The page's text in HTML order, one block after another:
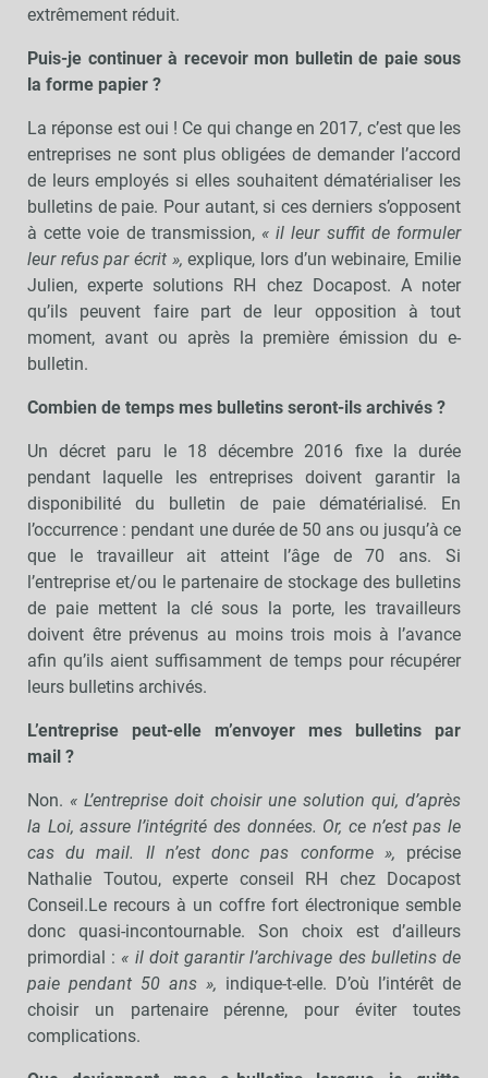
extrêmement réduit.
Puis-je continuer à recevoir mon bulletin de paie sous
la forme papier ?
La réponse est oui ! Ce qui change en 2017, c’est que les
entreprises ne sont plus obligées de demander l’accord
de leurs employés si elles souhaitent dématérialiser les
bulletins de paie. Pour autant, si ces derniers s’opposent
à cette voie de transmission, « il leur suffit de formuler
leur refus par écrit »,explique, lors d’un webinaire, Emilie
Julien, experte solutions RH chez Docapost. A noter
qu’ils peuvent faire part de leur opposition à tout
moment, avant ou après la première émission du e-
bulletin.
Combien de temps mes bulletins seront-ils archivés ?
Un décret paru le 18 décembre 2016 fixe la durée
pendant laquelle les entreprises doivent garantir la
disponibilité du bulletin de paie dématérialisé. En
l’occurrence : pendant une durée de 50 ans ou jusqu’à ce
que le travailleur ait atteint l’âge de 70 ans. Si
l’entreprise et/ou le partenaire de stockage des bulletins
de paie mettent la clé sous la porte, les travailleurs
doivent être prévenus au moins trois mois à l’avance
afin qu’ils aient suffisamment de temps pour récupérer
leurs bulletins archivés.
L’entreprise peut-elle m’envoyer mes bulletins par
mail ?
Non. « L’entreprise doit choisir une solution qui, d’après
la Loi, assure l’intégrité des données. Or, ce n’est pas le
cas du mail. Il n’est donc pas conforme », précise
Nathalie Toutou, experte conseil RH chez Docapost
Conseil.Le recours à un coffre fort électronique semble
donc quasi-incontournable. Son choix est d’ailleurs
primordial : « il doit garantir l’archivage des bulletins de
paie pendant 50 ans », indique-t-elle. D’où l’intérêt de
choisir un partenaire pérenne, pour éviter toutes
complications.